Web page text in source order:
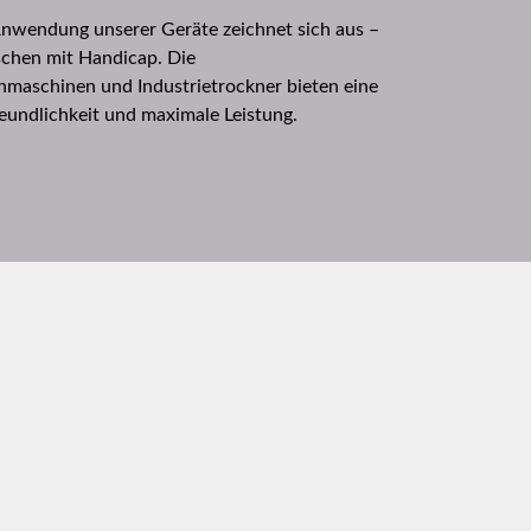
unserer Geräte zeichnet sich aus –
mit Handicap. Die
und Industrietrockner bieten eine
und maximale Leistung.